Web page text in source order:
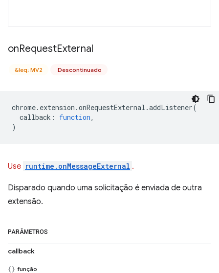
onRequestExternal
&leq; MV2 Descontinuado
chrome. extension .onRequestExternal .addListener(
callback : function,
)
Use runtime.onMessageExternal .
Disparado quando uma solicitação é enviada de outra
extensão.
PARÂMETROS
callback
função